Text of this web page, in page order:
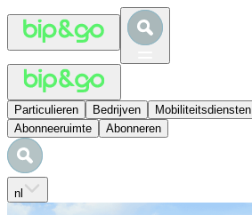
Particulieren Bedrijven Mobiliteitsdiensten
Abonneeruimte
Abonneren
nl